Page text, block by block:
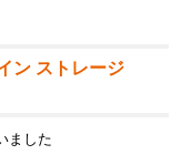
ン ストレージ
ました